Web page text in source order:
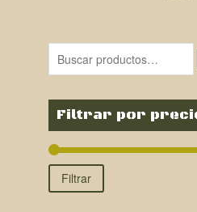
Filtrar por
Filtrar